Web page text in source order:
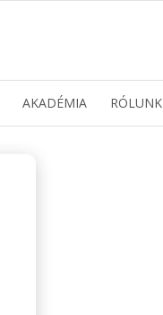
AKADÉMIA RÓLUNK